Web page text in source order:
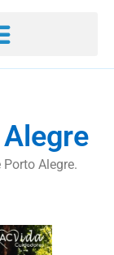
Alegre.